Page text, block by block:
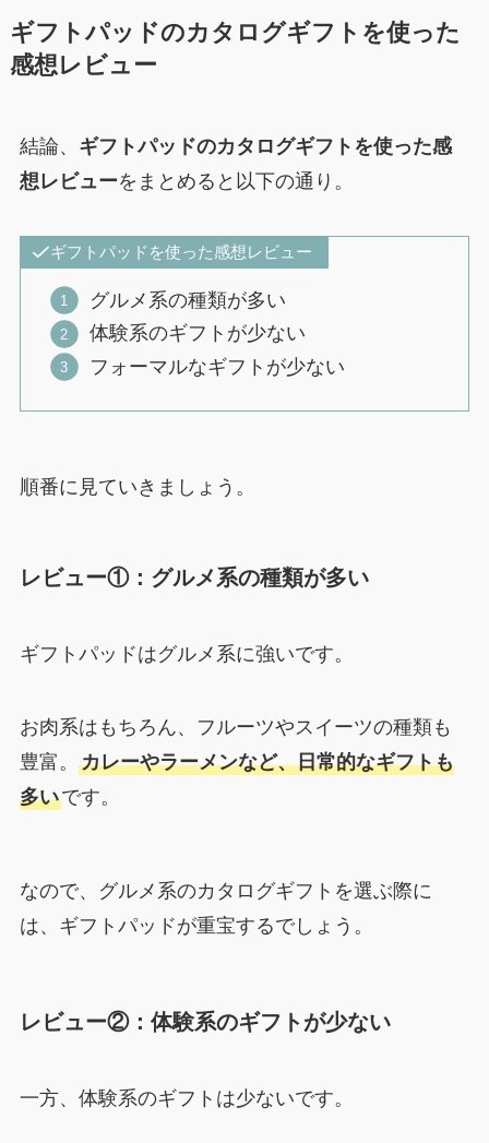
ギフトパッドのカタログギフトを使った
感想レビュー
結論、 ギフトパッドのカタログギフトを使った感
想レビューをまとめると以下の通り。
ギフトパッドを使った感想レビュー
グルメ系の種類が多い
体験系のギフトが少ない
フォーマルなギフトが少ない
順番に見ていきましょう。
レビュー①：グルメ系の種類が多い
ギフトパッドはグルメ系に強いです。
お肉系はもちろん、フルーツやスイーツの種類も
豊富。 カレーやラーメンなど、日常的なギフトも
多いです。
なので、グルメ系のカタログギフトを選ぶ際に
は、ギフトパッドが重宝するでしょう。
レビュー②：体験系のギフトが少ない
一方、体験系のギフトは少ないです。